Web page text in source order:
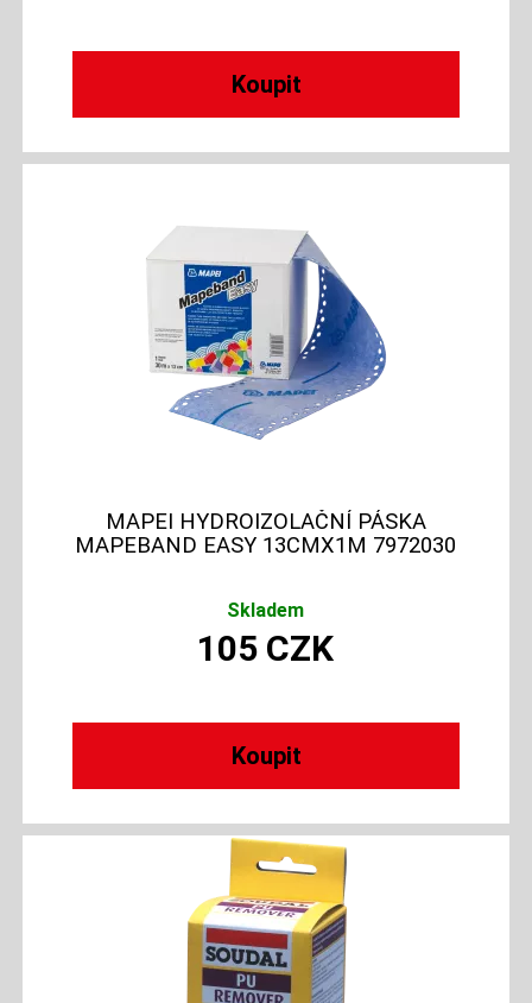
MAPEI HYDROIZOLAČNÍ PÁSKA
MAPEBAND EASY 13CMX1M 7972030
Skladem
105 CZK